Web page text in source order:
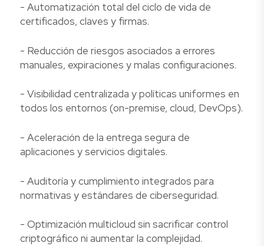
- Automatización total del ciclo de vida de
certificados, claves y firmas.
- Reducción de riesgos asociados a errores
manuales, expiraciones y malas configuraciones.
- Visibilidad centralizada y políticas uniformes en
todos los entornos (on-premise, cloud, DevOps).
- Aceleración de la entrega segura de
aplicaciones y servicios digitales.
- Auditoría y cumplimiento integrados para
normativas y estándares de ciberseguridad.
- Optimización multicloud sin sacrificar control
criptográfico ni aumentar la complejidad.